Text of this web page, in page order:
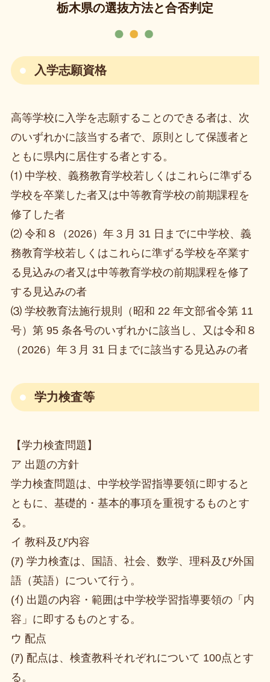
栃木県の選抜方法と合否判定
入学志願資格
高等学校に入学を志願することのできる者は、次
のいずれかに該当する者で、原則として保護者と
ともに県内に居住する者とする。
⑴ 中学校、義務教育学校若しくはこれらに準ずる
学校を卒業した者又は中等教育学校の前期課程を
修了した者
⑵ 令和８（2026）年３月 31 日までに中学校、義
務教育学校若しくはこれらに準ずる学校を卒業す
る見込みの者又は中等教育学校の前期課程を修了
する見込みの者
⑶ 学校教育法施行規則（昭和 22 年文部省令第 11
号）第 95 条各号のいずれかに該当し、又は令和８
（2026）年３月 31 日までに該当する見込みの者
学力検査等
【学力検査問題】
ア 出題の方針
学力検査問題は、中学校学習指導要領に即すると
ともに、基礎的・基本的事項を重視するものとす
る。
イ 教科及び内容
(ｱ) 学力検査は、国語、社会、数学、理科及び外国
語（英語）について行う。
(ｲ) 出題の内容・範囲は中学校学習指導要領の「内
容」に即するものとする。
ウ 配点
(ｱ) 配点は、検査教科それぞれについて 100点とす
る。